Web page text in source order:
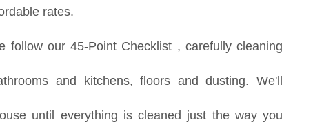
rates.
follow our 45-Point Checklist , carefully cleaning
and kitchens, floors and dusting. We'll
until everything is cleaned just the way you